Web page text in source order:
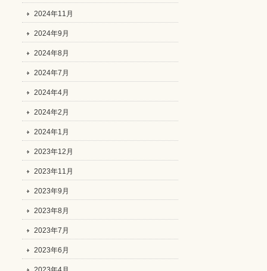
2024年11月
2024年9月
2024年8月
2024年7月
2024年4月
2024年2月
2024年1月
2023年12月
2023年11月
2023年9月
2023年8月
2023年7月
2023年6月